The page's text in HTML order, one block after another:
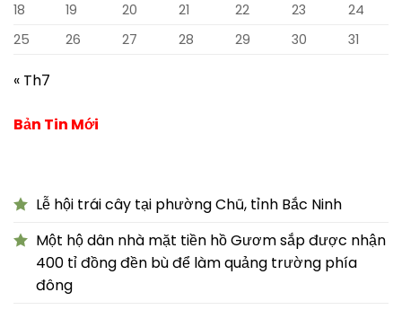
18
19 20 21 22 23
24
25
26 27 28 29 30 31
« Th7
Bản Tin Mới
Lễ hội trái cây tại phường Chũ, tỉnh Bắc Ninh
Một hộ dân nhà mặt tiền hồ Gươm sắp được nhận
400 tỉ đồng đền bù để làm quảng trường phía
đông